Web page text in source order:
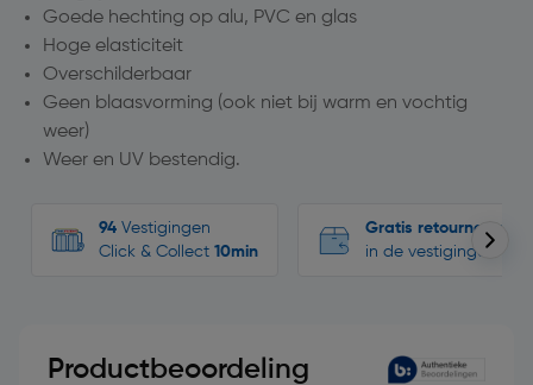
Goede hechting op alu, PVC en glas
Hoge elasticiteit
Overschilderbaar
Geen blaasvorming (ook niet bij warm en vochtig
weer)
Weer en UV bestendig.
94 Vestigingen
Click & Collect 10min
Gratis retourneren
in de vestigingen
Productbeoordeling